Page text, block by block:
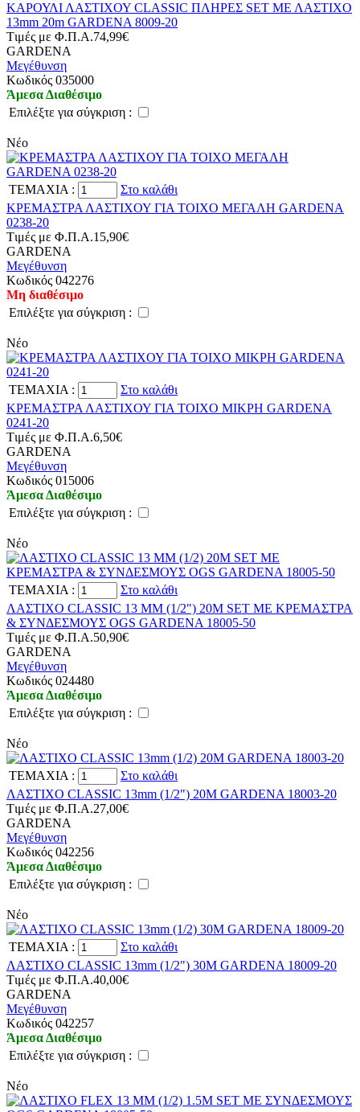
ΚΑΡΟΥΛΙ ΛΑΣΤΙΧΟΥ CLASSIC ΠΛΗΡΕΣ SET ΜΕ ΛΑΣΤΙΧΟ
13mm 20m GARDENA 8009-20
Tιμές με Φ.Π.Α.74,99€
GARDENA
Μεγέθυνση
Kωδικός 035000
Άμεσα Διαθέσιμο
Eπιλέξτε για σύγκριση :
Νέο
TEMAXIA :
Στο καλάθι
ΚΡΕΜΑΣΤΡΑ ΛΑΣΤΙΧΟΥ ΓΙΑ ΤΟΙΧΟ ΜΕΓΑΛΗ GARDENA
0238-20
Tιμές με Φ.Π.Α.15,90€
GARDENA
Μεγέθυνση
Kωδικός 042276
Μη διαθέσιμο
Eπιλέξτε για σύγκριση :
Νέο
TEMAXIA :
Στο καλάθι
ΚΡΕΜΑΣΤΡΑ ΛΑΣΤΙΧΟΥ ΓΙΑ ΤΟΙΧΟ ΜΙΚΡΗ GARDENA
0241-20
Tιμές με Φ.Π.Α.6,50€
GARDENA
Μεγέθυνση
Kωδικός 015006
Άμεσα Διαθέσιμο
Eπιλέξτε για σύγκριση :
Νέο
TEMAXIA :
Στο καλάθι
ΛΑΣΤΙΧΟ CLASSIC 13 MM (1/2") 20Μ SET ΜΕ ΚΡΕΜΑΣΤΡΑ
& ΣΥΝΔΕΣΜΟΥΣ OGS GARDENA 18005-50
Tιμές με Φ.Π.Α.50,90€
GARDENA
Μεγέθυνση
Kωδικός 024480
Άμεσα Διαθέσιμο
Eπιλέξτε για σύγκριση :
Νέο
TEMAXIA :
Στο καλάθι
ΛΑΣΤΙΧΟ CLASSIC 13mm (1/2") 20Μ GARDENA 18003-20
Tιμές με Φ.Π.Α.27,00€
GARDENA
Μεγέθυνση
Kωδικός 042256
Άμεσα Διαθέσιμο
Eπιλέξτε για σύγκριση :
Νέο
TEMAXIA :
Στο καλάθι
ΛΑΣΤΙΧΟ CLASSIC 13mm (1/2") 30Μ GARDENA 18009-20
Tιμές με Φ.Π.Α.40,00€
GARDENA
Μεγέθυνση
Kωδικός 042257
Άμεσα Διαθέσιμο
Eπιλέξτε για σύγκριση :
Νέο